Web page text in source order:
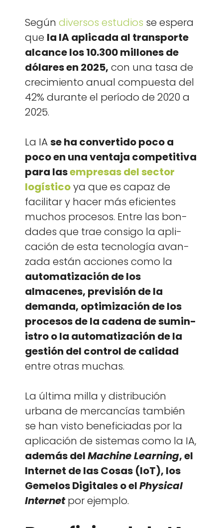
Según diver­sos estu­dios se espera
que la IA apli­ca­da al trans­porte
alcance los 10.300 mil­lones de
dólares en 2025, con una tasa de
crec­imien­to anu­al com­pues­ta del
42% durante el perío­do de 2020 a
2025.
La IAse ha con­ver­tido poco a
poco en una ven­ta­ja com­pet­i­ti­va
para lasempre­sas del sec­tor
logís­ti­coya que es capaz de
facil­i­tar y hac­er más efi­cientes
muchos pro­ce­sos. Entre las bon­
dades que trae con­si­go la apli­
cación de esta tec­nología avan­
za­da están acciones como la
autom­a­ti­zación de los
almacenes, pre­visión de la
deman­da, opti­mización de los
pro­ce­sos de la cade­na de sum­in­
istro o la autom­a­ti­zación de la
gestión del con­trol de cal­i­dad
entre otras muchas.
La últi­ma mil­la y dis­tribu­ción
urbana de mer­cancías tam­bién
se han vis­to ben­e­fi­ci­adas por la
apli­cación de sis­temas como la IA,
además delMachine Learn­ing, el
Inter­net de las Cosas (IoT), los
Geme­los Dig­i­tales o elPhys­i­cal
Inter­netpor ejem­p­lo.